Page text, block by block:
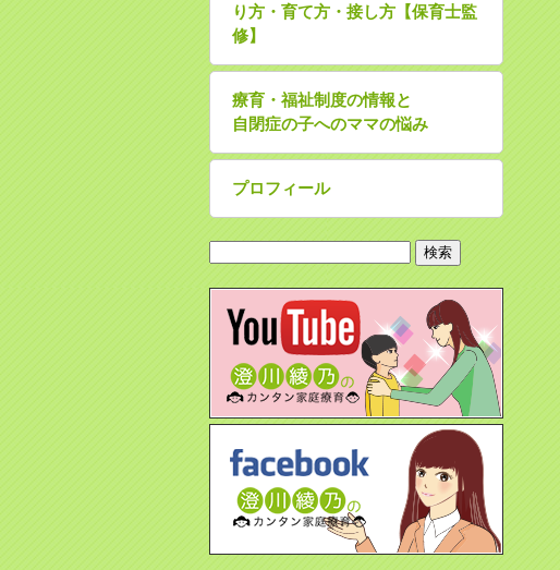
り方・育て方・接し方【保育士監
修】
療育・福祉制度の情報と
自閉症の子へのママの悩み
プロフィール